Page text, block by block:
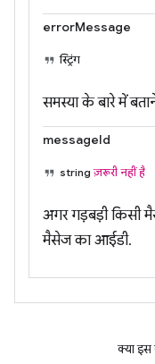
errorMessage
स्ट्रिंग
समस्या के बारे में
messageId
stringज़रूरी नहीं है
अगर गड़बड़ी किसी
मैसेज का आईडी.
क्या